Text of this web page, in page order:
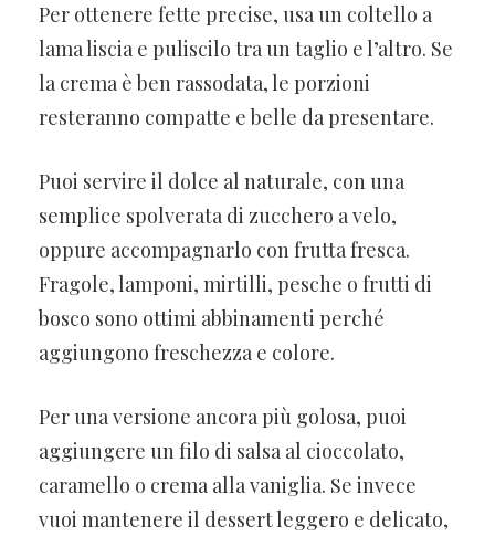
Per ottenere fette precise, usa un coltello a
lama liscia e puliscilo tra un taglio e l’altro. Se
la crema è ben rassodata, le porzioni
resteranno compatte e belle da presentare.
Puoi servire il dolce al naturale, con una
semplice spolverata di zucchero a velo,
oppure accompagnarlo con frutta fresca.
Fragole, lamponi, mirtilli, pesche o frutti di
bosco sono ottimi abbinamenti perché
aggiungono freschezza e colore.
Per una versione ancora più golosa, puoi
aggiungere un filo di salsa al cioccolato,
caramello o crema alla vaniglia. Se invece
vuoi mantenere il dessert leggero e delicato,